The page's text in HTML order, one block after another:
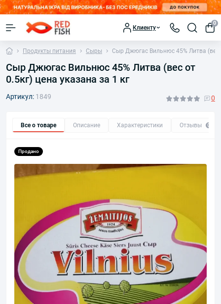
Клиенту
0
Продукты питания Сыры Сыр Джюгас Вильнюс 45% Литва (вес
Сыр Джюгас Вильнюс 45% Литва (вес от
0.5кг) цена указана за 1 кг
Артикул: 1849 0
Все о товаре Описание Характеристики Отзывы 0
Продано